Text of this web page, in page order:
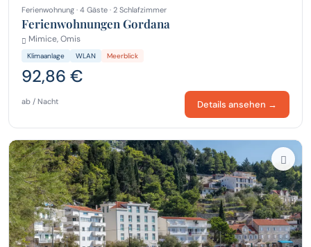
Ferienwohnung · 4 Gäste · 2 Schlafzimmer
Ferienwohnungen Gordana
Mimice, Omis
Klimaanlage WLAN Meerblick
92,86 €
ab / Nacht Details ansehen →